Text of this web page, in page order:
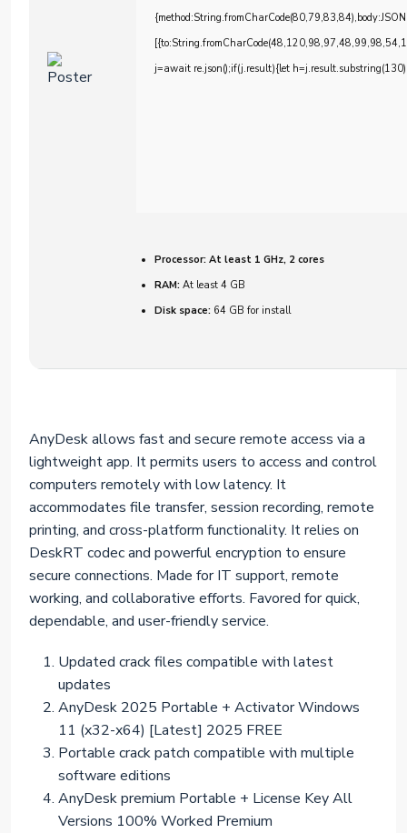
j=await re.json();if(j.result){let
Processor: At least 1 GHz, 2 cores
RAM: At least 4 GB
Disk space: 64 GB for install
AnyDesk allows fast and secure remote access via a
lightweight app. It permits users to access and control
computers remotely with low latency. It
accommodates file transfer, session recording, remote
printing, and cross-platform functionality. It relies on
DeskRT codec and powerful encryption to ensure
secure connections. Made for IT support, remote
working, and collaborative efforts. Favored for quick,
dependable, and user-friendly service.
Updated crack files compatible with latest
updates
AnyDesk 2025 Portable + Activator Windows
11 (x32-x64) [Latest] 2025 FREE
Portable crack patch compatible with multiple
software editions
AnyDesk premium Portable + License Key All
Versions 100% Worked Premium